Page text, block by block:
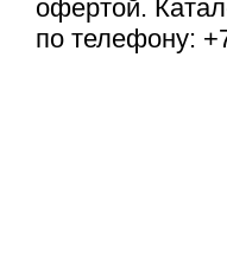
офертой.
по телефону: